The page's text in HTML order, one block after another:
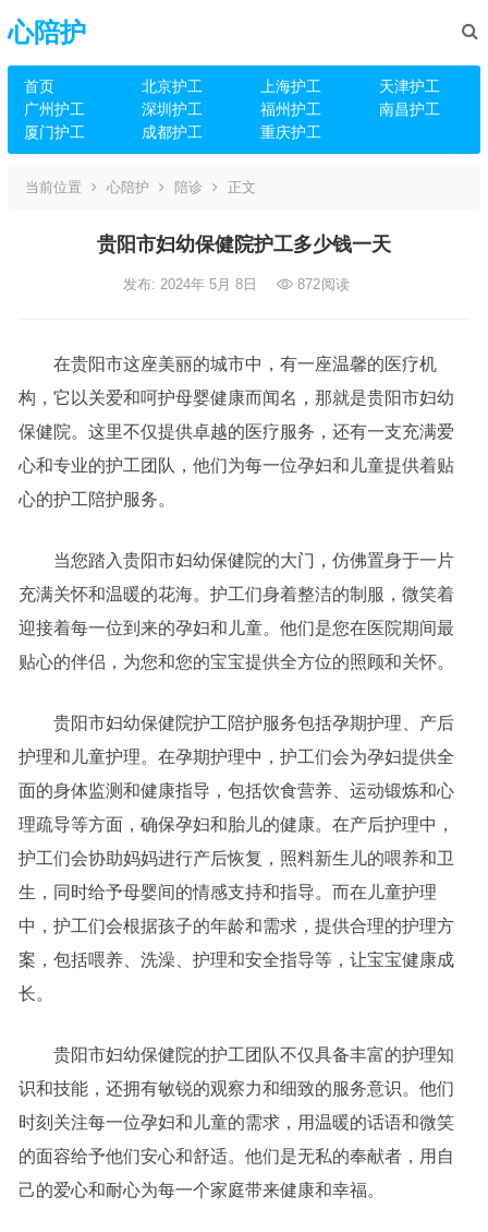
心陪护
首页 北京护工 上海护工
天津护工
广州护工
深圳护工 福州护工
南昌护工
厦门护工
成都护工 重庆护工
当前位置 心陪护 陪诊 正文
贵阳市妇幼保健院护工多少钱一天
发布: 2024年 5月 8日 872阅读
在贵阳市这座美丽的城市中，有一座温馨的医疗机
构，它以关爱和呵护母婴健康而闻名，那就是贵阳市妇幼
保健院。这里不仅提供卓越的医疗服务，还有一支充满爱
心和专业的护工团队，他们为每一位孕妇和儿童提供着贴
心的护工陪护服务。
当您踏入贵阳市妇幼保健院的大门，仿佛置身于一片
充满关怀和温暖的花海。护工们身着整洁的制服，微笑着
迎接着每一位到来的孕妇和儿童。他们是您在医院期间最
贴心的伴侣，为您和您的宝宝提供全方位的照顾和关怀。
贵阳市妇幼保健院护工陪护服务包括孕期护理、产后
护理和儿童护理。在孕期护理中，护工们会为孕妇提供全
面的身体监测和健康指导，包括饮食营养、运动锻炼和心
理疏导等方面，确保孕妇和胎儿的健康。在产后护理中，
护工们会协助妈妈进行产后恢复，照料新生儿的喂养和卫
生，同时给予母婴间的情感支持和指导。而在儿童护理
中，护工们会根据孩子的年龄和需求，提供合理的护理方
案，包括喂养、洗澡、护理和安全指导等，让宝宝健康成
长。
贵阳市妇幼保健院的护工团队不仅具备丰富的护理知
识和技能，还拥有敏锐的观察力和细致的服务意识。他们
时刻关注每一位孕妇和儿童的需求，用温暖的话语和微笑
的面容给予他们安心和舒适。他们是无私的奉献者，用自
己的爱心和耐心为每一个家庭带来健康和幸福。